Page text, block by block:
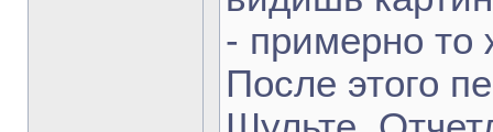
- примерно то
После этого